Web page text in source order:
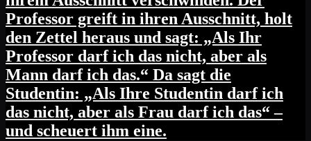
Professor greift in ihren Ausschnitt, holt
den Zettel heraus und sagt: „Als Ihr
Professor darf ich das nicht, aber als
Mann darf ich das.“ Da sagt die
Studentin: „Als Ihre Studentin darf ich
das nicht, aber als Frau darf ich das“ –
und scheuert ihm eine.